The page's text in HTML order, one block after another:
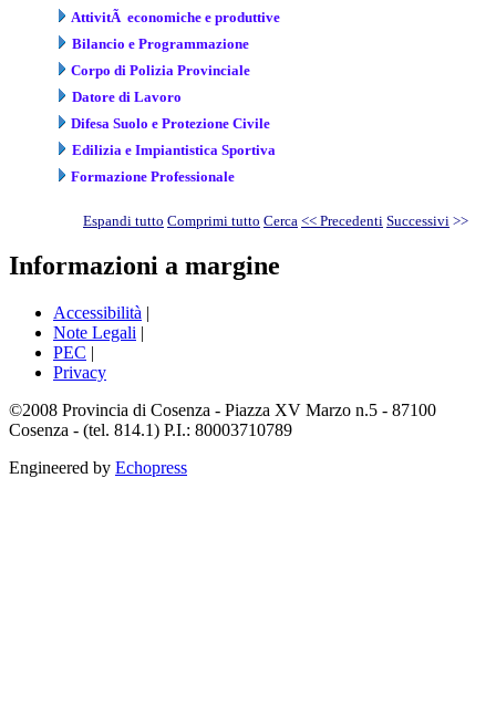
AttivitÃ economiche e produttive
Bilancio e Programmazione
Corpo di Polizia Provinciale
Datore di Lavoro
Difesa Suolo e Protezione Civile
Edilizia e Impiantistica Sportiva
Formazione Professionale
Espandi tutto Comprimi tutto Cerca << Precedenti Successivi >>
Informazioni a margine
Accessibilità |
Note Legali |
PEC |
Privacy
©2008 Provincia di Cosenza - Piazza XV Marzo n.5 - 87100
Cosenza - (tel. 814.1) P.I.: 80003710789
Engineered by Echopress